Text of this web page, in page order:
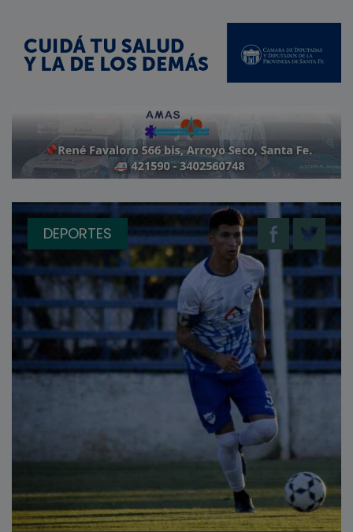
DEPORTES